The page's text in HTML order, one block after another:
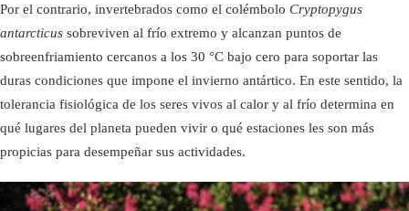
Por el contrario, invertebrados como el colémbolo Cryptopygus
antarcticus sobreviven al frío extremo y alcanzan puntos de
sobreenfriamiento cercanos a los 30 °C bajo cero para soportar las
duras condiciones que impone el invierno antártico. En este sentido, la
tolerancia fisiológica de los seres vivos al calor y al frío determina en
qué lugares del planeta pueden vivir o qué estaciones les son más
propicias para desempeñar sus actividades.